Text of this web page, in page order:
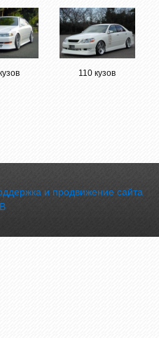
110 кузов
и продвижение сайта